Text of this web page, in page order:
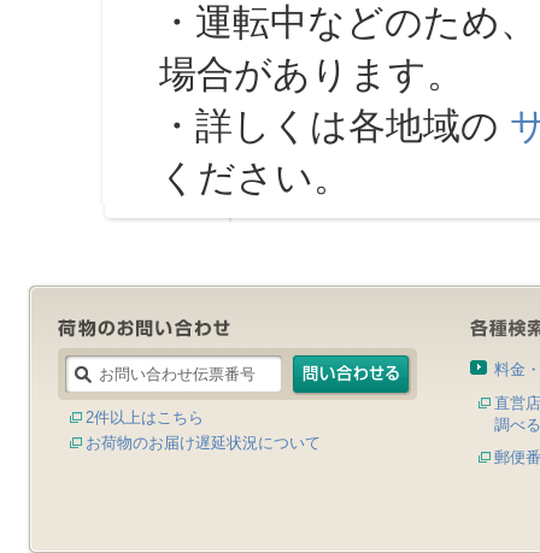
・運転中などのため
場合があります。
・詳しくは各地域の
ください。
2件以上はこちら
お荷物のお届け遅延状況について
料金
直営
調べる
郵便